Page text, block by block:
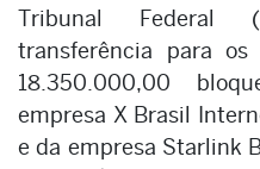
Tribunal Federal
transferência para
18.350.000,00
empresa X Brasil
e da empresa Starlink